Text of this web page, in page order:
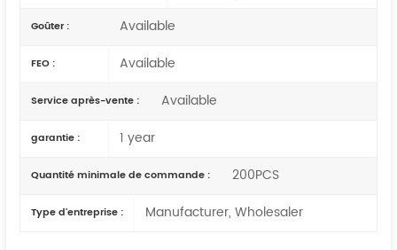
Goûter : Available
FEO : Available
Service après-vente : Available
garantie : 1 year
Quantité minimale de commande : 200PCS
Type d'entreprise : Manufacturer, Wholesaler